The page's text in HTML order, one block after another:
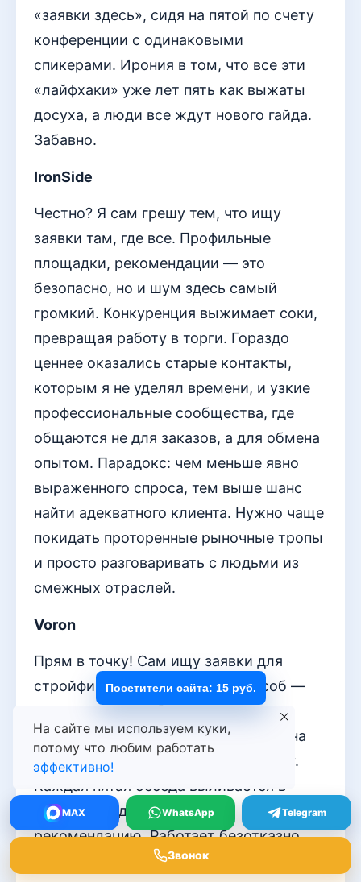
«заявки здесь», сидя на пятой по счету
конференции с одинаковыми
спикерами. Ирония в том, что все эти
«лайфхаки» уже лет пять как выжаты
досуха, а люди все ждут нового гайда.
Забавно.
IronSide
Честно? Я сам грешу тем, что ищу
заявки там, где все. Профильные
площадки, рекомендации — это
безопасно, но и шум здесь самый
громкий. Конкуренция выжимает соки,
превращая работу в торги. Гораздо
ценнее оказались старые контакты,
которым я не уделял времени, и узкие
профессиональные сообщества, где
общаются не для заказов, а для обмена
опытом. Парадокс: чем меньше явно
выраженного спроса, тем выше шанс
найти адекватного клиента. Нужно чаще
покидать проторенные рыночные тропы
и просто разговаривать с людьми из
смежных отраслей.
Voron
Прям в точку! Сам ищу заявки для
стройфирмы. Проверенный способ —
старые клиенты. Раз в два месяца
звоню, спрашиваю, как объект, нужна
ли консультация по новому ремонту.
Каждая пятая беседа выливается в
смету. Ещё даю скидку за
рекомендацию. Работает безотказно,
главное — не забывать про людей после
На сайте мы используем куки,
потому что любим работать
эффективно!
MAX WhatsApp Telegram
Звонок
Посетители сайта: 15 руб.